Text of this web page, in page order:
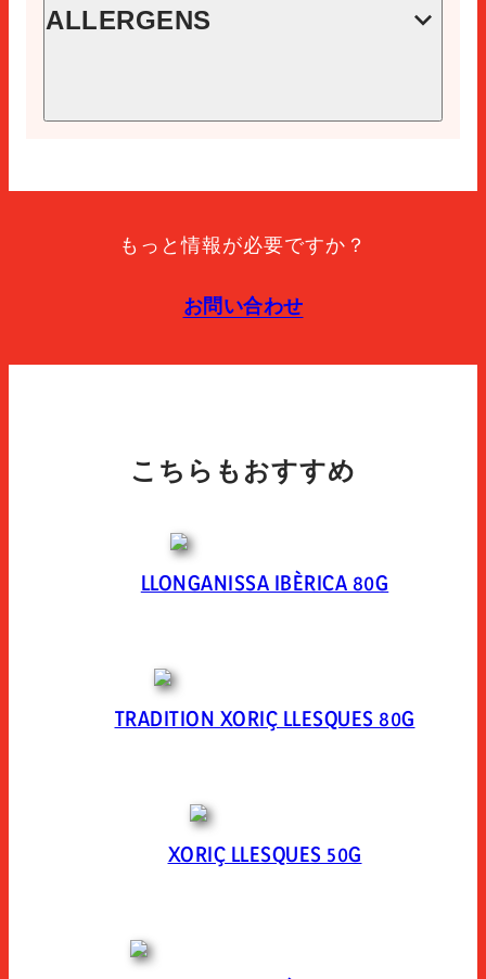
イーエヌ
8410060881006
Manténgase entre 0°c y 5°c. una vez abierto el envase
conservar en condiciones de refrigeración, protegido y
extendapack 14 (nitrogeno 80%, dioxido de carbono
ALLERGENS
もっと情報が必要ですか？
お問い合わせ
こちらもおすすめ
LLONGANISSA IBÈRICA 80G
TRADITION XORIÇ LLESQUES 80G
XORIÇ LLESQUES 50G